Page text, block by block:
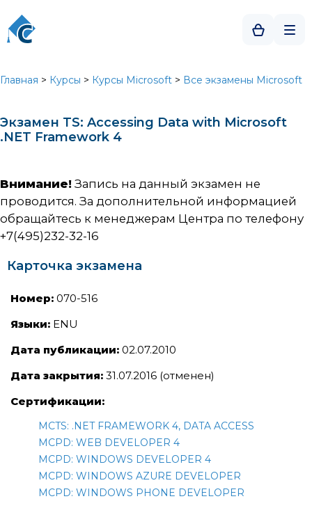
Главная > Курсы > Курсы Microsoft > Все экзамены Microsoft
Экзамен TS: Accessing Data with Microsoft
.NET Framework 4
Внимание! Запись на данный экзамен не
проводится. За дополнительной информацией
обращайтесь к менеджерам Центра по телефону
+7(495)232-32-16
Карточка экзамена
Номер: 070-516
Языки: ENU
Дата публикации: 02.07.2010
Дата закрытия: 31.07.2016 (отменен)
Сертификации:
MCTS: .NET FRAMEWORK 4, DATA ACCESS
MCPD: WEB DEVELOPER 4
MCPD: WINDOWS DEVELOPER 4
MCPD: WINDOWS AZURE DEVELOPER
MCPD: WINDOWS PHONE DEVELOPER